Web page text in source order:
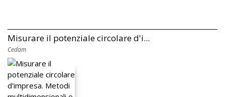
Misurare il potenziale circolare d'i...
Cedam